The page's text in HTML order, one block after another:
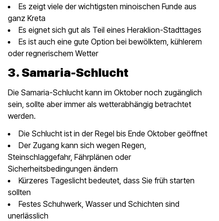
Es zeigt viele der wichtigsten minoischen Funde aus
ganz Kreta
Es eignet sich gut als Teil eines Heraklion-Stadttages
Es ist auch eine gute Option bei bewölktem, kühlerem
oder regnerischem Wetter
3. Samaria-Schlucht
Die Samaria-Schlucht kann im Oktober noch zugänglich
sein, sollte aber immer als wetterabhängig betrachtet
werden.
Die Schlucht ist in der Regel bis Ende Oktober geöffnet
Der Zugang kann sich wegen Regen,
Steinschlaggefahr, Fährplänen oder
Sicherheitsbedingungen ändern
Kürzeres Tageslicht bedeutet, dass Sie früh starten
sollten
Festes Schuhwerk, Wasser und Schichten sind
unerlässlich